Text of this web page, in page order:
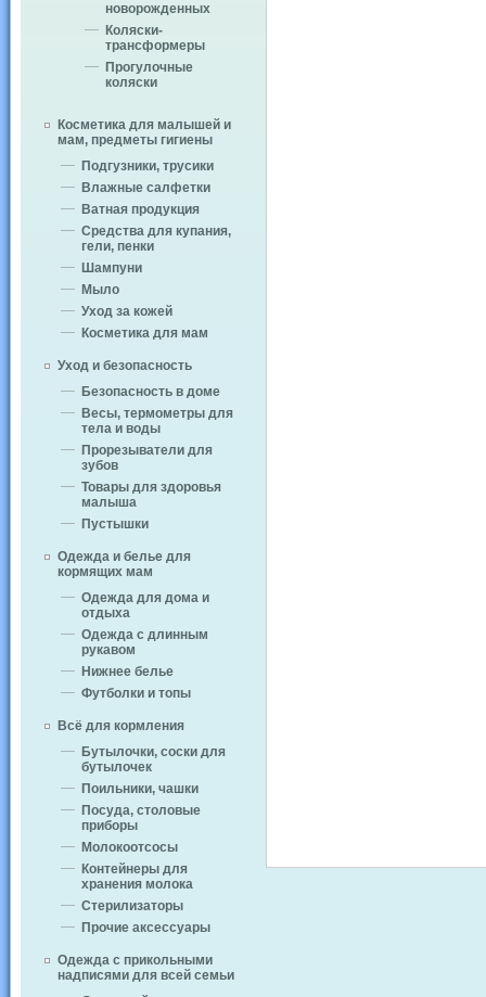
новорожденных
Коляски-
трансформеры
Прогулочные
коляски
Косметика для малышей и
мам, предметы гигиены
Подгузники, трусики
Влажные салфетки
Ватная продукция
Средства для купания,
гели, пенки
Шампуни
Мыло
Уход за кожей
Косметика для мам
Уход и безопасность
Безопасность в доме
Весы, термометры для
тела и воды
Прорезыватели для
зубов
Товары для здоровья
малыша
Пустышки
Одежда и белье для
кормящих мам
Одежда для дома и
отдыха
Одежда с длинным
рукавом
Нижнее белье
Футболки и топы
Всё для кормления
Бутылочки, соски для
бутылочек
Поильники, чашки
Посуда, столовые
приборы
Молокоотсосы
Контейнеры для
хранения молока
Стерилизаторы
Прочие аксессуары
Одежда с прикольными
надписями для всей семьи